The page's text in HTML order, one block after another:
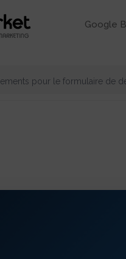
Google
pour le formulaire de